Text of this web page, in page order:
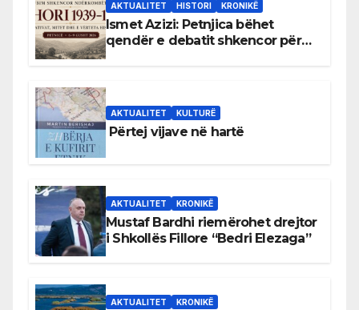
AKTUALITET HISTORI KRONIKË
Ismet Azizi: Petnjica bëhet
qendër e debatit shkencor për
AKTUALITET KULTURË
Përtej vijave në hartë
AKTUALITET KRONIKË
Mustaf Bardhi riemërohet drejtor
i Shkollës Fillore “Bedri Elezaga”
AKTUALITET KRONIKË